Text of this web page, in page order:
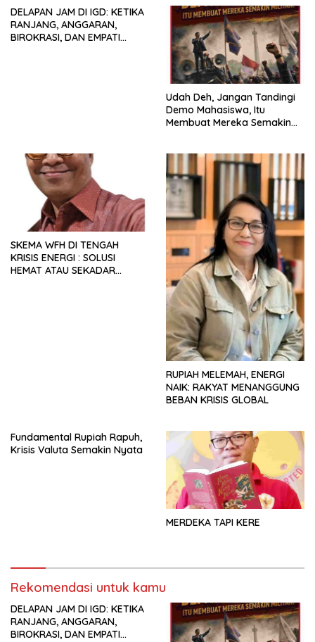
DELAPAN JAM DI IGD: KETIKA
RANJANG, ANGGARAN,
BIROKRASI, DAN EMPATI
Udah Deh, Jangan Tandingi
Demo Mahasiswa, Itu
Membuat Mereka Semakin
SKEMA WFH DI TENGAH
KRISIS ENERGI : SOLUSI
HEMAT ATAU SEKADAR
RUPIAH MELEMAH, ENERGI
NAIK: RAKYAT MENANGGUNG
BEBAN KRISIS GLOBAL
Fundamental Rupiah Rapuh,
Krisis Valuta Semakin Nyata
MERDEKA TAPI KERE
Rekomendasi untuk kamu
DELAPAN JAM DI IGD: KETIKA
RANJANG, ANGGARAN,
BIROKRASI, DAN EMPATI